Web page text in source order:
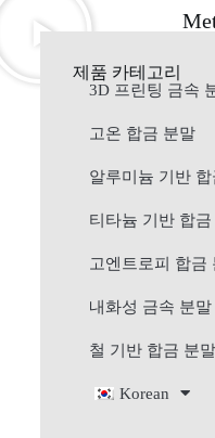
제품 카테고리
3D 프린팅 금속
고온 합금 분말
알루미늄 기반
티타늄 기반 합
고엔트로피 합금
내화성 금속 분말
철 기반 합금 분말
Korean